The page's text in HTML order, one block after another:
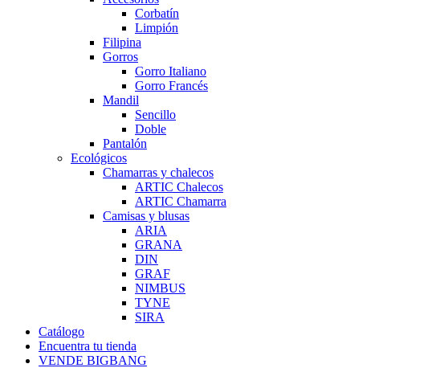
Corbatín
Limpión
Filipina
Gorros
Gorro Italiano
Gorro Francés
Mandil
Sencillo
Doble
Pantalón
Ecológicos
Chamarras y chalecos
ARTIC Chalecos
ARTIC Chamarra
Camisas y blusas
ARIA
GRANA
DIN
GRAF
NIMBUS
TYNE
SIRA
Catálogo
Encuentra tu tienda
VENDE BIGBANG